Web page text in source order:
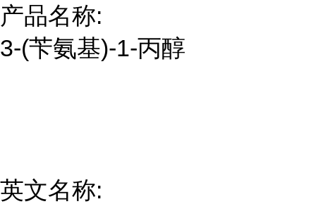
产品名称:
3-(苄氨基)-1-丙醇
英文名称: